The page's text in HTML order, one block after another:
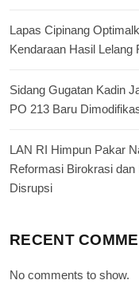
Lapas Cipinang
Kendaraan Hasil Lelang
Sidang Gugatan Kadin
PO 213 Baru
LAN RI Himpun Pakar
Reformasi Birokrasi
Disrupsi
RECENT
No comments to show.